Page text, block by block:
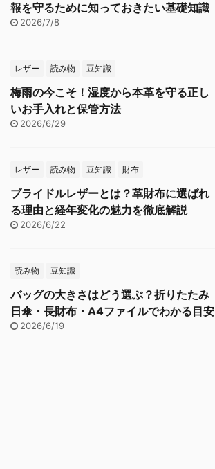
報を守るために知っておきたい基礎知識
2026/7/8
レザー 読み物 豆知識
梅雨の今こそ！湿度から本革を守る正し
いお手入れと保管方法
2026/6/29
レザー 読み物 豆知識 財布
ブライドルレザーとは？革財布に選ばれ
る理由と経年変化の魅力を徹底解説
2026/6/22
読み物 豆知識
バッグの大きさはどう選ぶ？折りたたみ
日傘・長財布・A4ファイルでわかる目安
2026/6/19